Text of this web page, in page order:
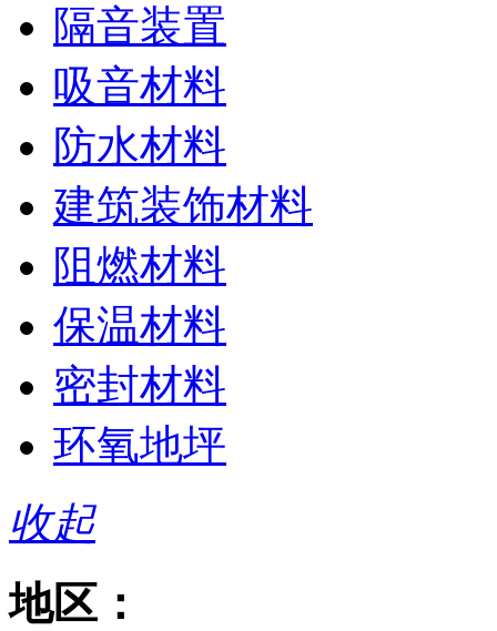
隔音装置
吸音材料
防水材料
建筑装饰材料
阻燃材料
保温材料
密封材料
环氧地坪
收起
地区：